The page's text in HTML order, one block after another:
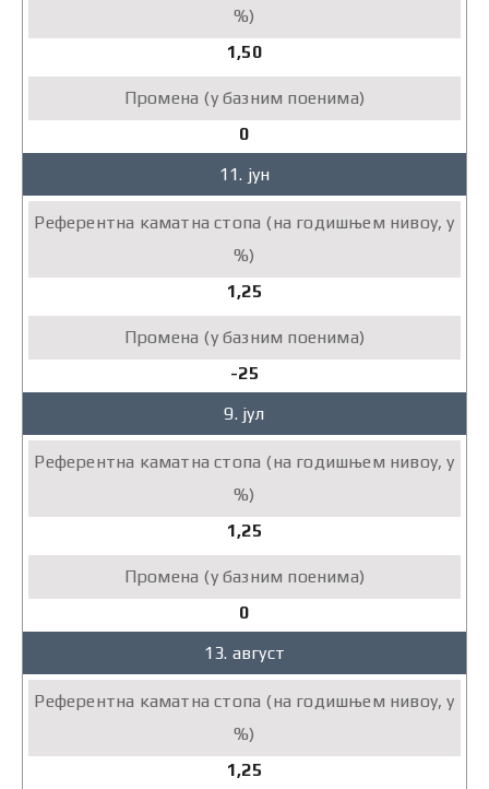
1,50
0
11. јун
1,25
-25
9. јул
1,25
0
13. август
1,25